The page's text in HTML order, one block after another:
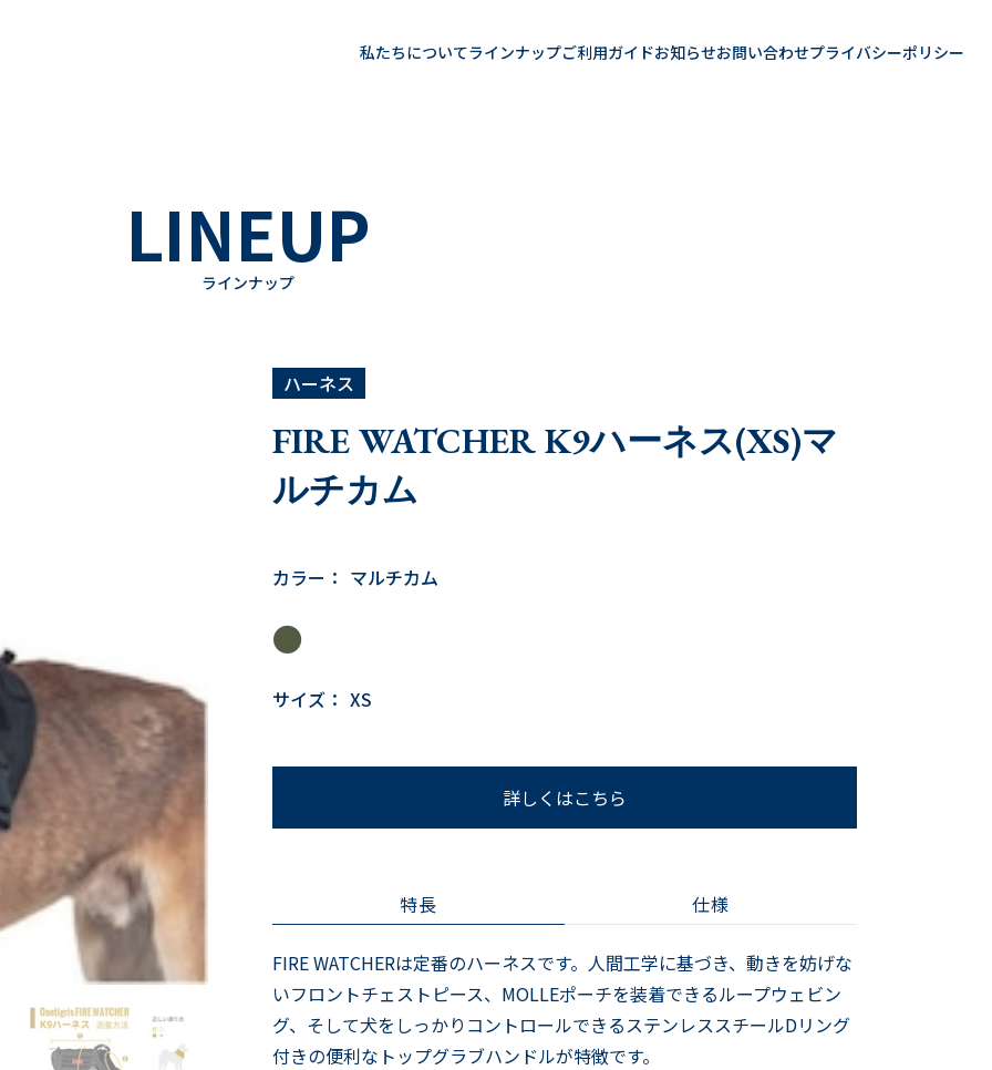
私たちについてラインナップご利用ガイドお知らせお問い合わせプライバシーポリシー
LINEUP
ラインナップ
ハーネス
FIRE WATCHER K9ハーネス(XS)マ
ルチカム
カラー： マルチカム
●
サイズ： XS
詳しくはこちら
特長 仕様
FIRE WATCHERは定番のハーネスです。人間工学に基づき、動きを妨げな
いフロントチェストピース、MOLLEポーチを装着できるループウェビン
グ、そして犬をしっかりコントロールできるステンレススチールDリング
付きの便利なトップグラブハンドルが特徴です。